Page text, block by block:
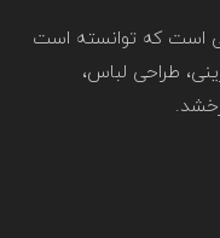
است که توانسته است
طراحی لباس،